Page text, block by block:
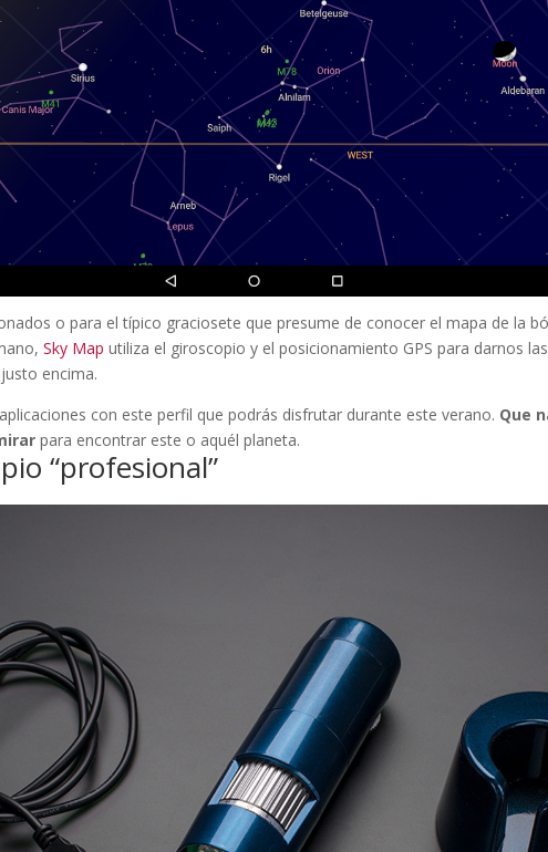
o para el típico graciosete que presume de conocer el mapa de la
Sky Map utiliza el giroscopio y el posicionamiento GPS para darnos
encima.
con este perfil que podrás disfrutar durante este verano. Que
para encontrar este o aquél planeta.
“profesional”